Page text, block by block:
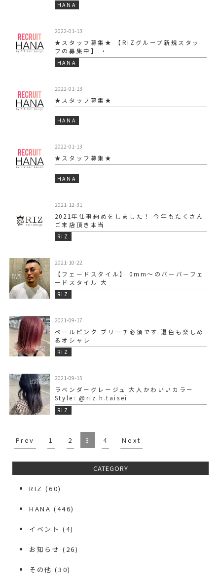
HANA
2022-01-13
★スタッフ募集★ 【RIZグループ新規スタッ
フの募集中】 ・
HANA
2022-01-13
★スタッフ募集★
HANA
2022-01-13
★スタッフ募集★
HANA
2021-12-31
2021年仕事納めをしました！ 今年もたくさん
ご来店頂き本当
RIZ
2021-10-22
【フェードスタイル】 0mm〜のバーバーフェ
ードスタイル 大
RIZ
2021-09-17
ペールピンク ブリーチ必須です️ 退色も楽しめ
るオシャレ
RIZ
2021-09-15
ラベンダーグレージュ 大人かわいいカラー
Style: @riz.h.taisei
RIZ
Prev 1 2 3 4 Next
CATEGORY
RIZ (60)
HANA (446)
イベント (4)
お知らせ (26)
その他 (30)